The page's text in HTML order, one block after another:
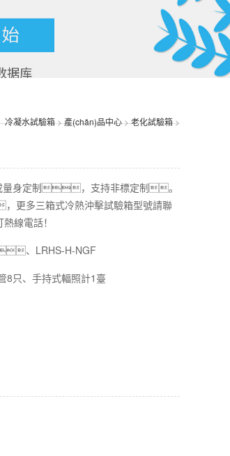
冷凝水試驗箱>產(chǎn)品中心>老化試驗箱>
量身定制，支持非標定制。
多三箱式冷熱沖擊試驗箱型號請聯
線電話！
、LRHS-H-NGF
8只、手持式輻照計1臺